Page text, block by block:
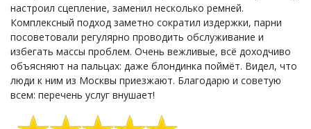
настроил сцепление, заменил несколько ремней.
Комплексный подход заметно сократил издержки, парни
посоветовали регулярно проводить обслуживание и
избегать массы проблем. Очень вежливые, всё доходчиво
объясняют на пальцах: даже блондинка поймёт. Видел, что
люди к ним из Москвы приезжают. Благодарю и советую
всем: перечень услуг внушает!